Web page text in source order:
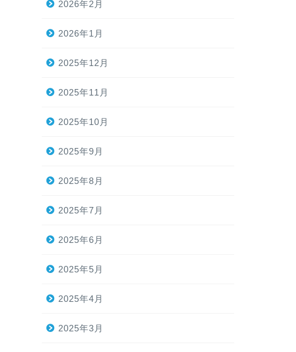
2026年2月
2026年1月
2025年12月
2025年11月
2025年10月
2025年9月
2025年8月
2025年7月
2025年6月
2025年5月
2025年4月
2025年3月